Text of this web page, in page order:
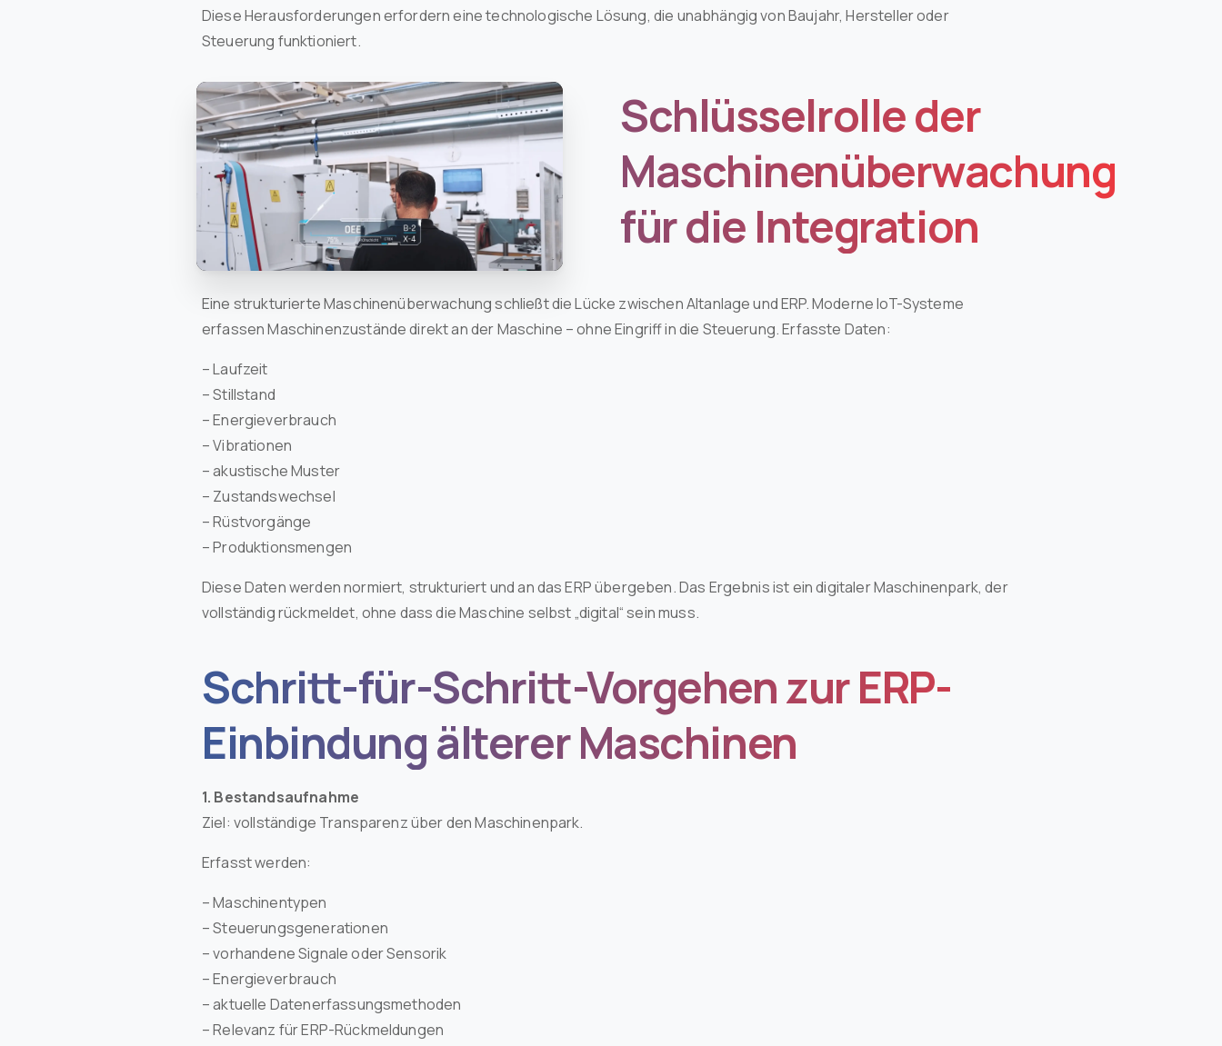
Diese Herausforderungen erfordern eine technologische Lösung, die unabhängig von Baujahr, Hersteller oder
Steuerung funktioniert.
Schlüsselrolle der
Maschinenüberwachung
für die Integration
Eine strukturierte Maschinenüberwachung schließt die Lücke zwischen Altanlage und ERP. Moderne IoT-Systeme
erfassen Maschinenzustände direkt an der Maschine – ohne Eingriff in die Steuerung. Erfasste Daten:
– Laufzeit
– Stillstand
– Energieverbrauch
– Vibrationen
– akustische Muster
– Zustandswechsel
– Rüstvorgänge
– Produktionsmengen
Diese Daten werden normiert, strukturiert und an das ERP übergeben. Das Ergebnis ist ein digitaler Maschinenpark, der
vollständig rückmeldet, ohne dass die Maschine selbst „digital“ sein muss.
Schritt-für-Schritt-Vorgehen zur ERP-
Einbindung älterer Maschinen
1. Bestandsaufnahme
Ziel: vollständige Transparenz über den Maschinenpark.
Erfasst werden:
– Maschinentypen
– Steuerungsgenerationen
– vorhandene Signale oder Sensorik
– Energieverbrauch
– aktuelle Datenerfassungsmethoden
– Relevanz für ERP-Rückmeldungen